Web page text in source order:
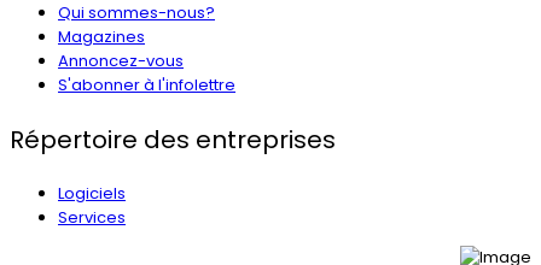
Qui sommes-nous?
Magazines
Annoncez-vous
S'abonner à l'infolettre
Répertoire des entreprises
Logiciels
Services